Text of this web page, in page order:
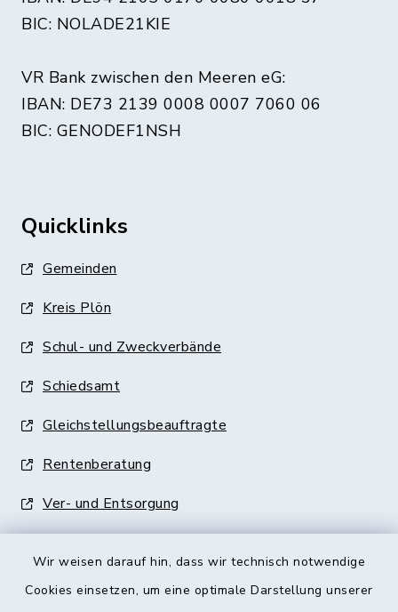
Wir weisen darauf hin, dass wir technisch notwendige
Cookies einsetzen, um eine optimale Darstellung unserer
BIC: NOLADE21KIE
VR Bank zwischen den Meeren eG:
IBAN: DE73 2139 0008 0007 7060 06
BIC: GENODEF1NSH
Quicklinks
Gemeinden
Kreis Plön
Schul- und Zweckverbände
Schiedsamt
Gleichstellungsbeauftragte
Rentenberatung
Ver- und Entsorgung